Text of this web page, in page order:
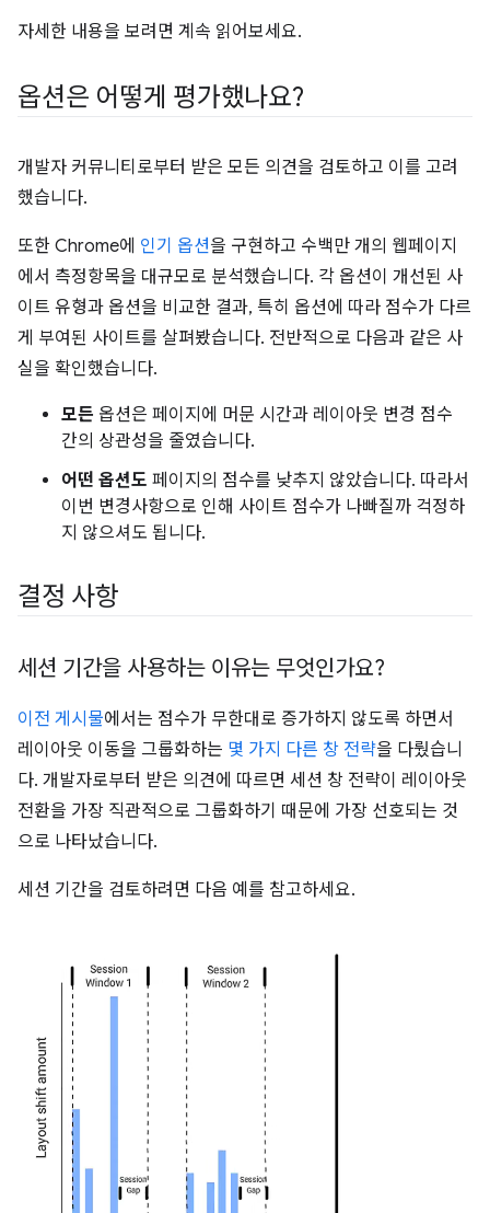
자세한 내용을 보려면 계속 읽어보세요.
옵션은 어떻게 평가했나요?
개발자 커뮤니티로부터 받은 모든 의견을 검토하고 이를 고려
했습니다.
또한 Chrome에 인기 옵션을 구현하고 수백만 개의 웹페이지
에서 측정항목을 대규모로 분석했습니다. 각 옵션이 개선된 사
이트 유형과 옵션을 비교한 결과, 특히 옵션에 따라 점수가 다르
게 부여된 사이트를 살펴봤습니다. 전반적으로 다음과 같은 사
실을 확인했습니다.
모든 옵션은 페이지에 머문 시간과 레이아웃 변경 점수
간의 상관성을 줄였습니다.
어떤 옵션도 페이지의 점수를 낮추지 않았습니다. 따라서
이번 변경사항으로 인해 사이트 점수가 나빠질까 걱정하
지 않으셔도 됩니다.
결정 사항
세션 기간을 사용하는 이유는 무엇인가요?
이전 게시물에서는 점수가 무한대로 증가하지 않도록 하면서
레이아웃 이동을 그룹화하는 몇 가지 다른 창 전략을 다뤘습니
다. 개발자로부터 받은 의견에 따르면 세션 창 전략이 레이아웃
전환을 가장 직관적으로 그룹화하기 때문에 가장 선호되는 것
으로 나타났습니다.
세션 기간을 검토하려면 다음 예를 참고하세요.